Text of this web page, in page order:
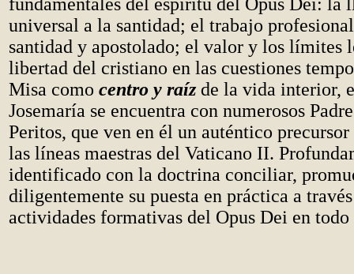
universal a la santidad; el trabajo
santidad y apostolado; el valor y los límites
libertad del cristiano en las cuestiones
Misa como centro y raízde la vida interior,
Josemaría se encuentra con numerosos
Peritos, que ven en él un auténtico precursor
las líneas maestras del Vaticano II.
identificado con la doctrina conciliar,
diligentemente su puesta en práctica a
actividades formativas del Opus Dei en